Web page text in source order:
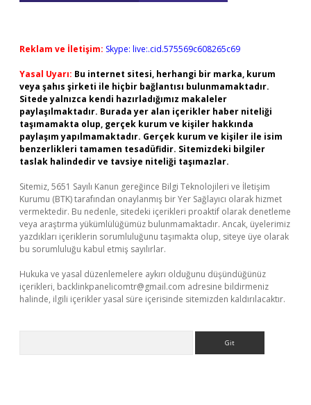
Reklam ve İletişim: Skype: live:.cid.575569c608265c69
Yasal Uyarı: Bu internet sitesi, herhangi bir marka, kurum
veya şahıs şirketi ile hiçbir bağlantısı bulunmamaktadır.
Sitede yalnızca kendi hazırladığımız makaleler
paylaşılmaktadır. Burada yer alan içerikler haber niteliği
taşımamakta olup, gerçek kurum ve kişiler hakkında
paylaşım yapılmamaktadır. Gerçek kurum ve kişiler ile isim
benzerlikleri tamamen tesadüfidir. Sitemizdeki bilgiler
taslak halindedir ve tavsiye niteliği taşımazlar.
Sitemiz, 5651 Sayılı Kanun gereğince Bilgi Teknolojileri ve İletişim
Kurumu (BTK) tarafından onaylanmış bir Yer Sağlayıcı olarak hizmet
vermektedir. Bu nedenle, sitedeki içerikleri proaktif olarak denetleme
veya araştırma yükümlülüğümüz bulunmamaktadır. Ancak, üyelerimiz
yazdıkları içeriklerin sorumluluğunu taşımakta olup, siteye üye olarak
bu sorumluluğu kabul etmiş sayılırlar.
Hukuka ve yasal düzenlemelere aykırı olduğunu düşündüğünüz
içerikleri, backlinkpanelicomtr@gmail.com adresine bildirmeniz
halinde, ilgili içerikler yasal süre içerisinde sitemizden kaldırılacaktır.